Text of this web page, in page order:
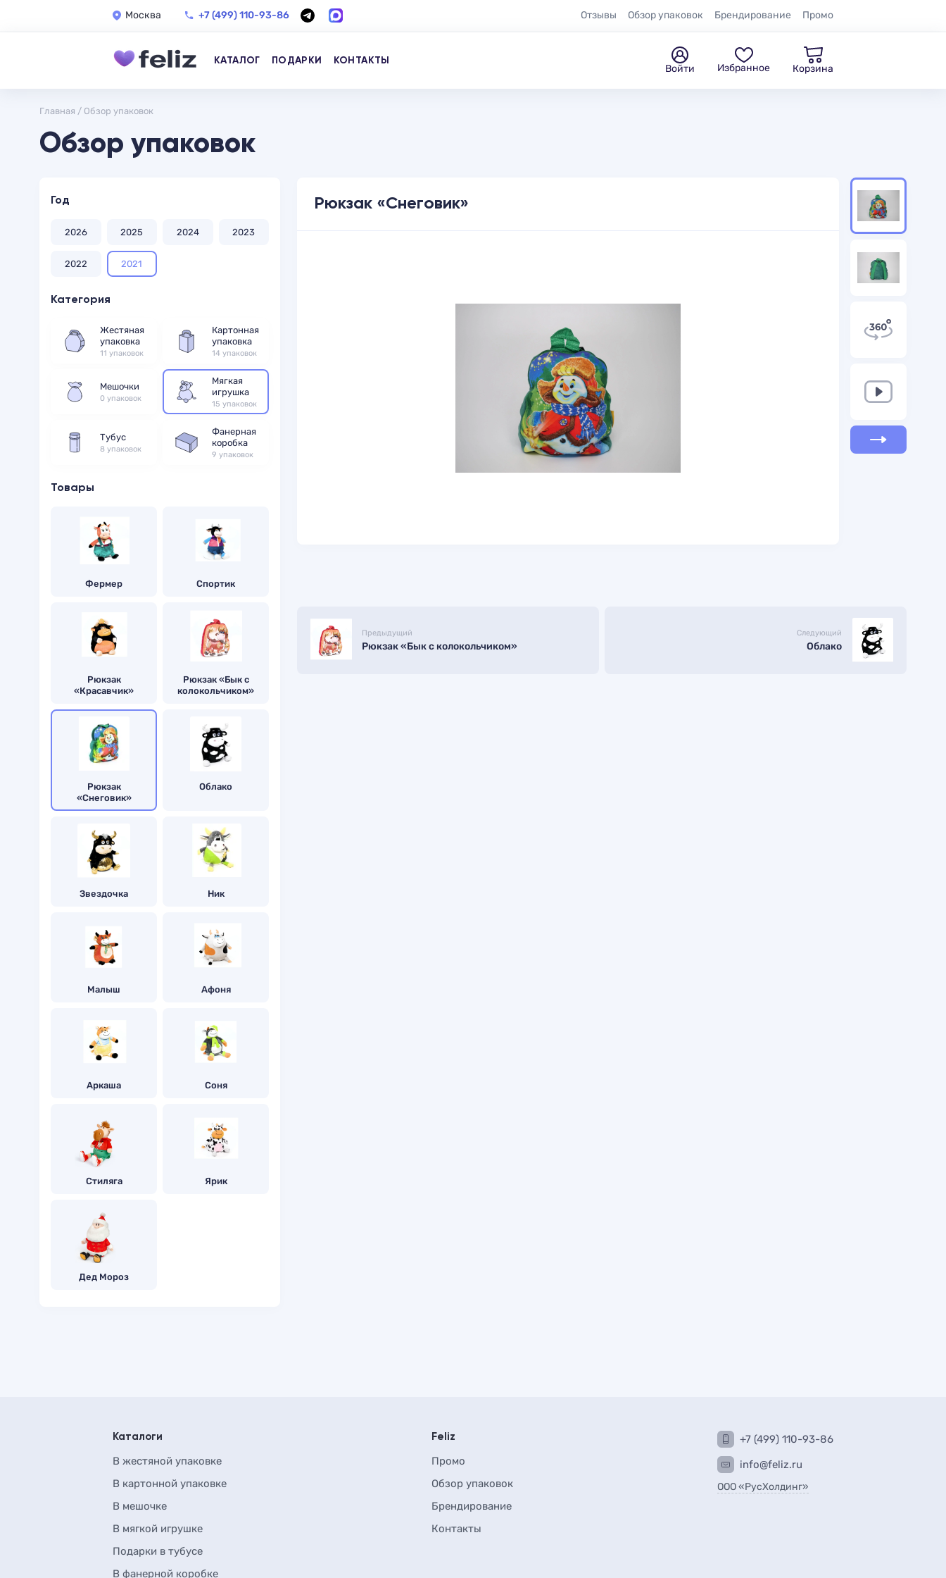
Москва +7 (499) 110-93-86 Отзывы Обзор упаковок Брендирование Промо
КАТАЛОГ ПОДАРКИ КОНТАКТЫ
Войти Избранное Корзина
Главная / Обзор упаковок
Обзор упаковок
Год
2026 2025 2024 2023
2022 2021
Категория
Жестяная
упаковка
11 упаковок
Картонная
упаковка
14 упаковок
Мешочки
0 упаковок
Мягкая
игрушка
15 упаковок
Тубус
8 упаковок
Фанерная
коробка
9 упаковок
Товары
Фермер Спортик
Рюкзак
«Красавчик»
Рюкзак «Бык с
колокольчиком»
Рюкзак
«Снеговик»
Облако
Звездочка Ник
Малыш Афоня
Аркаша Соня
Стиляга Ярик
Дед Мороз
Рюкзак «Снеговик»
Предыдущий
Рюкзак «Бык с колокольчиком»
Следующий
Облако
Каталоги
В жестяной упаковке
В картонной упаковке
В мешочке
В мягкой игрушке
Подарки в тубусе
В фанерной коробке
Feliz
Промо
Обзор упаковок
Брендирование
Контакты
+7 (499) 110-93-86
info@feliz.ru
ООО «РусХолдинг»